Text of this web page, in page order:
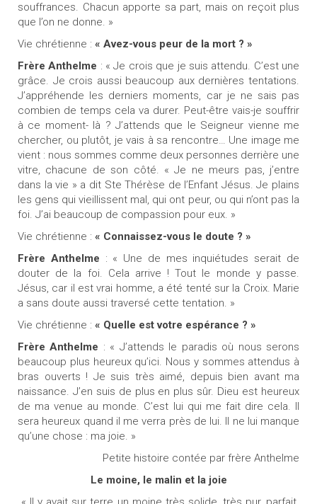
souffrances. Chacun apporte sa part, mais on reçoit plus
que l’on ne donne. »
Vie chrétienne : « Avez-vous peur de la mort ? »
Frère Anthelme : « Je crois que je suis attendu. C’est une
grâce. Je crois aussi beaucoup aux dernières tentations.
J’appréhende les derniers moments, car je ne sais pas
combien de temps cela va durer. Peut-être vais-je souffrir
à ce moment- là ? J’attends que le Seigneur vienne me
chercher, ou plutôt, je vais à sa rencontre… Une image me
vient : nous sommes comme deux personnes derrière une
vitre, chacune de son côté. « Je ne meurs pas, j’entre
dans la vie » a dit Ste Thérèse de l’Enfant Jésus. Je plains
les gens qui vieillissent mal, qui ont peur, ou qui n’ont pas la
foi. J’ai beaucoup de compassion pour eux. »
Vie chrétienne : « Connaissez-vous le doute ? »
Frère Anthelme : « Une de mes inquiétudes serait de
douter de la foi. Cela arrive ! Tout le monde y passe.
Jésus, car il est vrai homme, a été tenté sur la Croix. Marie
a sans doute aussi traversé cette tentation. »
Vie chrétienne : « Quelle est votre espérance ? »
Frère Anthelme : « J’attends le paradis où nous serons
beaucoup plus heureux qu’ici. Nous y sommes attendus à
bras ouverts ! Je suis très aimé, depuis bien avant ma
naissance. J’en suis de plus en plus sûr. Dieu est heureux
de ma venue au monde. C’est lui qui me fait dire cela. Il
sera heureux quand il me verra près de lui. Il ne lui manque
qu’une chose : ma joie. »
Petite histoire contée par frère Anthelme
Le moine, le malin et la joie